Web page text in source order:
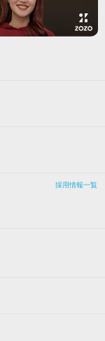
採用情報一覧